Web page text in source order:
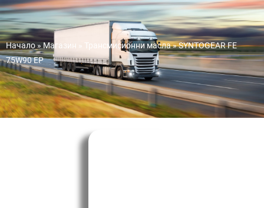
Начало » Магазин » Трансмисионни масла»SYNTOGEAR FE
75W90 EP